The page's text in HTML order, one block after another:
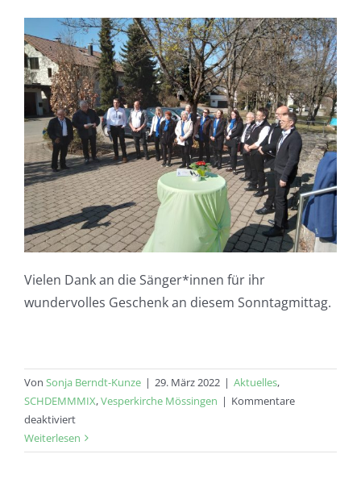
Vielen Dank an die Sänger*innen für ihr
wundervolles Geschenk an diesem Sonntagmittag.
Von Sonja Berndt-Kunze | 29. März 2022 | Aktuelles,
SCHDEMMMIX,Vesperkirche Mössingen | Kommentare
deaktiviertfür
Vesperkirche
bei
Weiterlesen